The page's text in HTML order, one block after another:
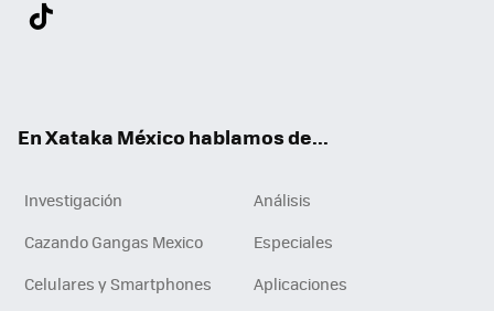
En Xataka México hablamos de...
Investigación
Análisis
Cazando Gangas Mexico
Especiales
Celulares y Smartphones
Aplicaciones